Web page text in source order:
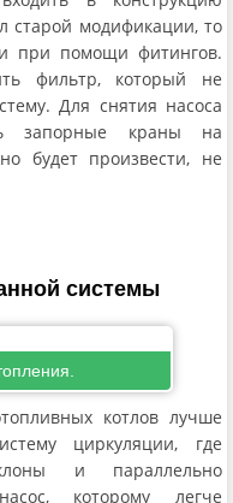
старой модификации, то
при помощи фитингов.
фильтр, который не
Для снятия насоса
запорные краны на
будет произвести, не
системы
котлов лучше
циркуляции, где
и параллельно
которому легче